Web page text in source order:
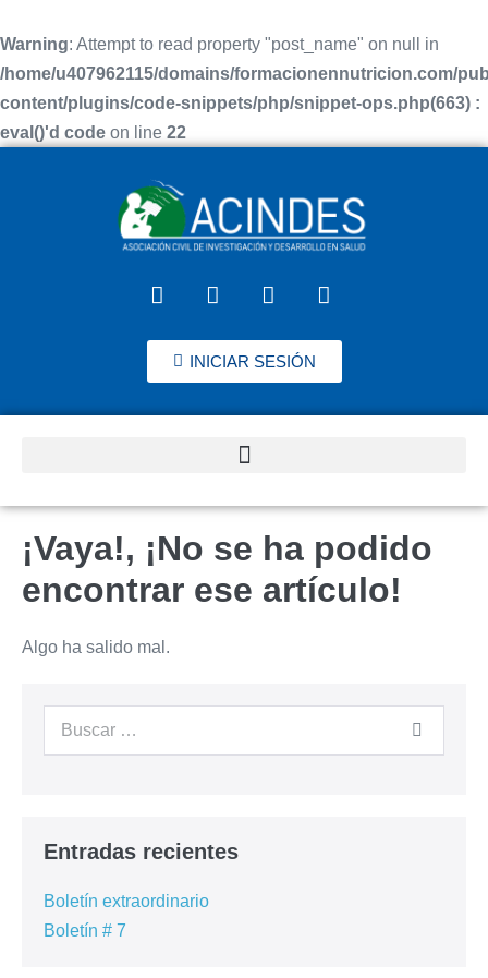
Warning: Attempt to read property "post_name" on null in
/home/u407962115/domains/formacionennutricion.com/
content/plugins/code-snippets/php/snippet-ops.php(663) :
eval()'d code on line 22
INICIAR SESIÓN
¡Vaya!, ¡No se ha podido
encontrar ese artículo!
Algo ha salido mal.
Entradas recientes
Boletín extraordinario
Boletín # 7